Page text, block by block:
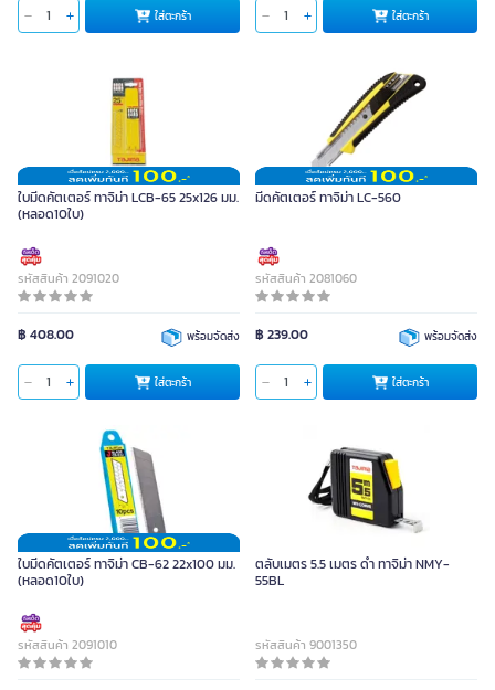
ใส่ตะกร้า ใส่ตะกร้า
ใบมีดคัตเตอร์ ทาจิม่า LCB-65 25x126 มม.
(หลอด10ใบ)
รหัสสินค้า 2091020
฿ 408.00 พร้อมจัดส่ง
ใส่ตะกร้า
มีดคัตเตอร์ ทาจิม่า LC-560
รหัสสินค้า 2081060
฿ 239.00 พร้อมจัดส่ง
ใส่ตะกร้า
ใบมีดคัตเตอร์ ทาจิม่า CB-62 22x100 มม.
(หลอด10ใบ)
รหัสสินค้า 2091010
ตลับเมตร 5.5 เมตร ดำ ทาจิม่า NMY-
55BL
รหัสสินค้า 9001350